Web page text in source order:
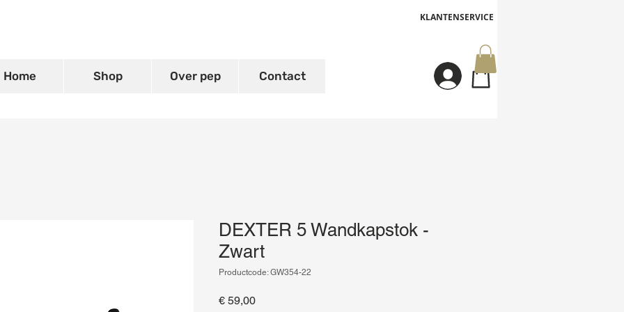
KLANTENSERVICE
Home Shop Over pep Contact Inloggen
DEXTER 5 Wandkapstok -
Zwart
Productcode: GW354-22
€ 59,00Prijs